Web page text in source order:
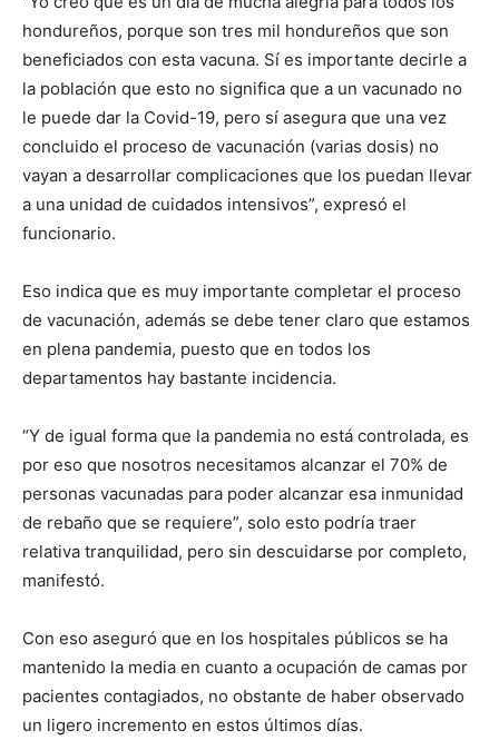
hondureños, porque son tres mil hondureños que son
beneficiados con esta vacuna. Sí es importante decirle a
la población que esto no significa que a un vacunado no
le puede dar la Covid-19, pero sí asegura que una vez
concluido el proceso de vacunación (varias dosis) no
vayan a desarrollar complicaciones que los puedan llevar
a una unidad de cuidados intensivos”, expresó el
funcionario.
Eso indica que es muy importante completar el proceso
de vacunación, además se debe tener claro que estamos
en plena pandemia, puesto que en todos los
departamentos hay bastante incidencia.
“Y de igual forma que la pandemia no está controlada, es
por eso que nosotros necesitamos alcanzar el 70% de
personas vacunadas para poder alcanzar esa inmunidad
de rebaño que se requiere”, solo esto podría traer
relativa tranquilidad, pero sin descuidarse por completo,
manifestó.
Con eso aseguró que en los hospitales públicos se ha
mantenido la media en cuanto a ocupación de camas por
pacientes contagiados, no obstante de haber observado
un ligero incremento en estos últimos días.